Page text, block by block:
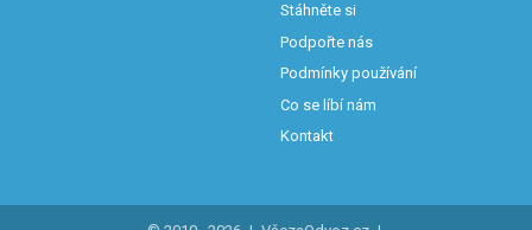
Stáhněte si
Podpořte nás
Podmínky používání
Co se líbí nám
Kontakt